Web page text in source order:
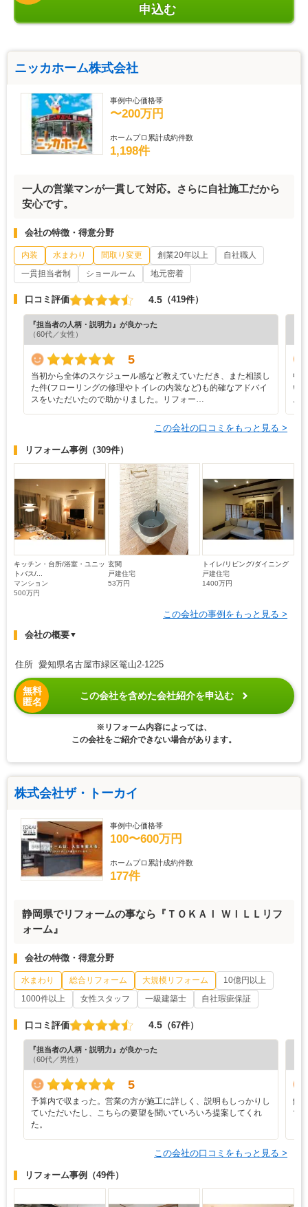
申込む
ニッカホーム株式会社
事例中心価格帯
〜200万円
ホームプロ累計成約件数
1,198件
一人の営業マンが一貫して対応。さらに自社施工だから
安心です。
会社の特徴・得意分野
内装 水まわり 間取り変更 創業20年以上
自社職人
一貫担当者制
ショールーム 地元密着
口コミ評価 4.5 （419件）
『担当者の人柄・説明力』が良かった
（60代／女性）
5
当初から全体のスケジュール感など教えていただき、また相談し
た件(フローリングの修理やトイレの内装など)も的確なアドバイ
スをいただいたので助かりました。リフォー…
中
い
この会社の口コミをもっと見る >
リフォーム事例 （309件）
キッチン・台所/浴室・ユニッ
トバス/...
マンション
500万円
玄関
戸建住宅
53万円
トイレ/リビング/ダイニング
戸建住宅
1400万円
この会社の事例をもっと見る >
会社の概要▼
住所 愛知県名古屋市緑区篭山2-1225
無料
匿名
この会社を含めた会社紹介を申込む
※リフォーム内容によっては、
この会社をご紹介できない場合があります。
株式会社ザ・トーカイ
事例中心価格帯
100〜600万円
ホームプロ累計成約件数
177件
静岡県でリフォームの事なら『ＴＯＫＡＩ ＷＩＬＬリフ
ォーム』
会社の特徴・得意分野
水まわり 総合リフォーム 大規模リフォーム
10億円以上
1000件以上
女性スタッフ 一級建築士 自社瑕疵保証
口コミ評価 4.5 （67件）
『担当者の人柄・説明力』が良かった
（60代／男性）
5
予算内で収まった。営業の方が施工に詳しく、説明もしっかりし
ていただいたし、こちらの要望を聞いていろいろ提案してくれ
た。
解
て
この会社の口コミをもっと見る >
リフォーム事例 （49件）